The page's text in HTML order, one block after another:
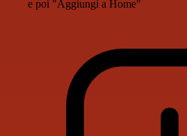
e poi "Aggiungi a Home"